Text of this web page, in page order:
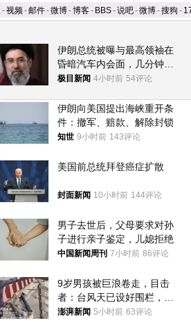
-视频-邮件-微博-博客- BBS-说吧-微博-搜狗 -
伊朗总统被曝与最高领袖在
昏暗汽车内会面，几分钟里
只能靠声音交谈难辨真假
极目新闻 4小时前 54评论
伊朗向美国提出海峡重开条
件：撤军、赔款、解除封锁
知世 9小时前 143评论
美国前总统拜登癌症扩散
封面新闻 10小时前 144评论
男子去世后，父母要求对孙
子进行亲子鉴定，儿媳拒绝
中国新闻周刊 7小时前 86评论
9岁男孩被巨浪卷走，目击
者：台风天已设好围栏，一
家四口翻入时保安曾喊话劝
澎湃新闻 5小时前 63评论